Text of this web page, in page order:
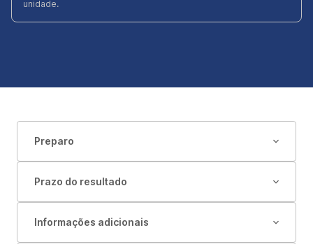
unidade.
Preparo
Prazo do resultado
Informações adicionais